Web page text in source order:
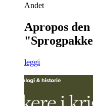
Andet
Apropos den
leggi